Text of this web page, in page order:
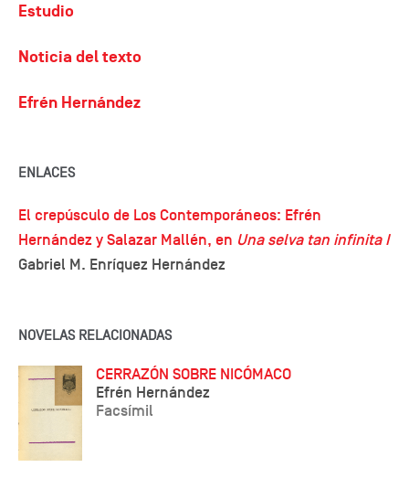
Estudio
Noticia del texto
Efrén Hernández
ENLACES
El crepúsculo de Los Contemporáneos: Efrén
Hernández y Salazar Mallén, en Una selva tan infinita I
Gabriel M. Enríquez Hernández
NOVELAS RELACIONADAS
CERRAZÓN SOBRE NICÓMACO
Efrén Hernández
Facsímil